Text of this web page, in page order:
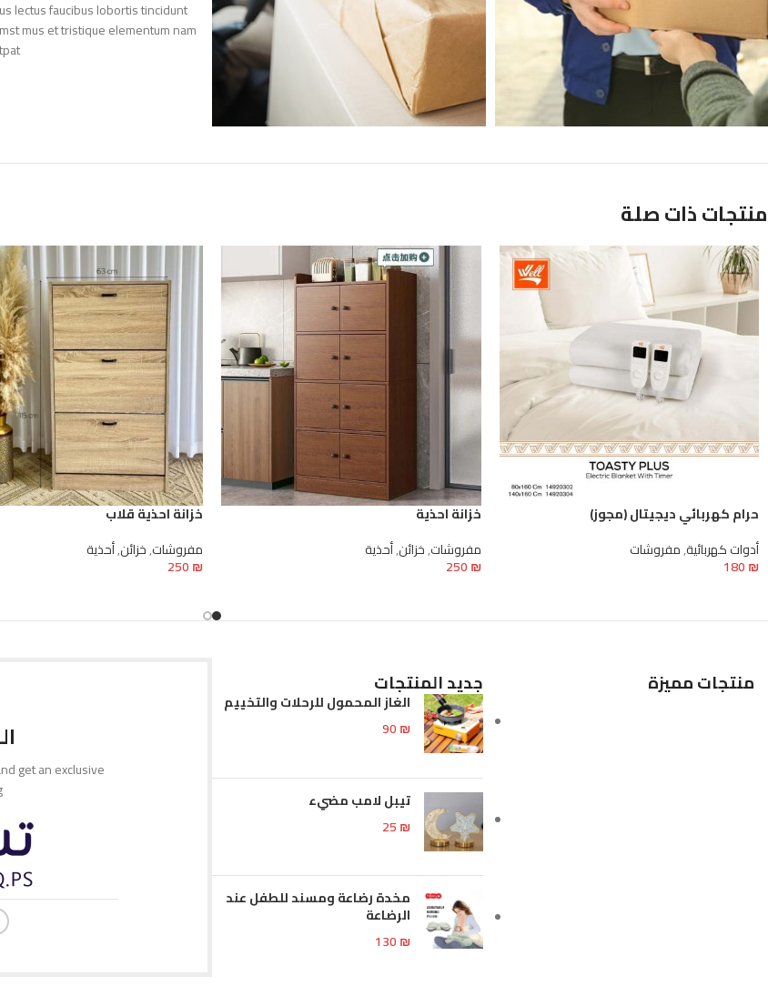
lectus faucibus lobortis tincidunt
mus et tristique elementum nam
منتجات ذات صلة
حرام كهربائي ديجيتال (مجوز)
أدوات كهربائية,مفروشات
180₪
خزانة احذية
مفروشات,خزائن,أحذية
250₪
خزانة احذية قلاب
مفروشات,خزائن,أحذية
250₪
منتجات مميزة جديد المنتجات
الغاز المحمول للرحلات والتخييم
90₪
تيبل لامب مضيء
25₪
مخدة رضاعة ومسند للطفل عند
الرضاعة
130₪
get an exclusive